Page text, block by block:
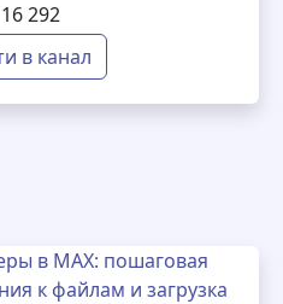
16 292
в канал